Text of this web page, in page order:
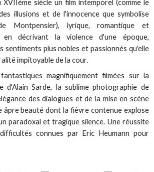
siècle un film intemporel (comme le
illusions et de l'innocence que symbolise
Montpensier), lyrique, romantique et
en décrivant la violence d'une époque,
sentiments plus nobles et passionnés qu'elle
impitoyable de la cour.
magnifiquement filmées sur la
d'Alain Sarde, la sublime photographie de
des dialogues et de la mise en scène
âpre beauté dont la fièvre contenue explose
paradoxal et tragique silence. Une réussite
connues par Eric Heumann pour